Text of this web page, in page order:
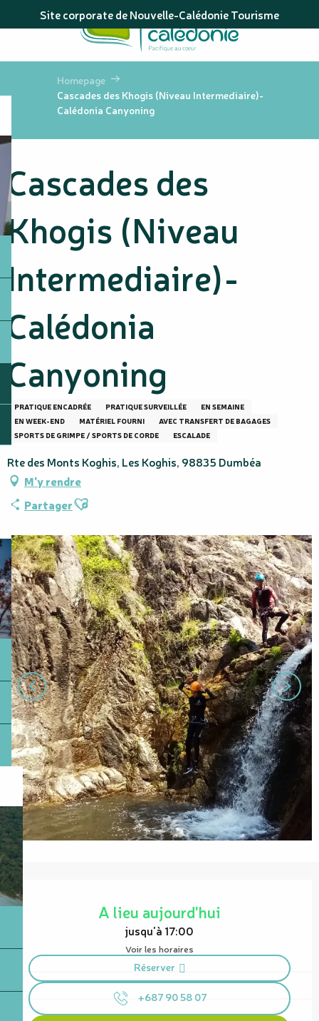
au
principal
Site corporate de Nouvelle-Calédonie Tourisme
Homepage
Cascades des Khogis (Niveau Intermediaire)-
Calédonia Canyoning
Cascades des
Khogis (Niveau
Intermediaire)-
Calédonia
Canyoning
PRATIQUE ENCADRÉE PRATIQUE SURVEILLÉE
EN SEMAINE
EN WEEK-END
MATÉRIEL FOURNI
AVEC TRANSFERT DE BAGAGES
SPORTS DE GRIMPE / SPORTS DE CORDE
ESCALADE
Rte des Monts Koghis, Les Koghis, 98835 Dumbéa
M'y rendre
PartagerAjouter aux favoris
Ouverture et coordonnées
A lieu aujourd'hui
jusqu'à 17:00
Voir les horaires
Réserver
+687 90 58 07